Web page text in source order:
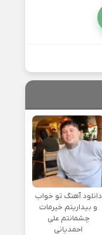
دانلود آهنگ تو خواب
و بیداریتم خیرمات
چشمانتم علی
احمدیانی